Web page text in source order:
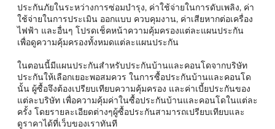
ประกันภัยในระหว่างการซ่อมบำรุง, ค่าใช้จ่ายในการดับเพลิง, ค่า
ใช้จ่ายในการประเมิน ออกแบบ ควบคุมงาน, ค่าเสียหากต่อเครื่อง
ไฟฟ้า และอื่นๆ โปรดเช็คหน้าความคุ้มครองแต่ละแผนประกัน
เพื่อดูความคุ้มครองทั้งหมดแต่ละแผนประกัน
ในตอนนี้มีแผนประกันสำหรับประกันบ้านและคอนโดจากบริษัท
ประกันให้เลือกเยอะพอสมควร ในการซื้อประกันบ้านและคอนโด
นั้น ผู้ซื้อจึงต้องเปรียบเทียบความคุ้มครอง และค่าเบี้ยประกันของ
แต่ละบริษัท เพื่อความคุ้มค่าในซื้อประกันบ้านและคอนโดในแต่ละ
ครั้ง โดยรายละเอียดต่างๆผู้ซื้อประกันสามารถเปรียบเทียบและ
ดูราคาได้ที่เว็บของเราทันที